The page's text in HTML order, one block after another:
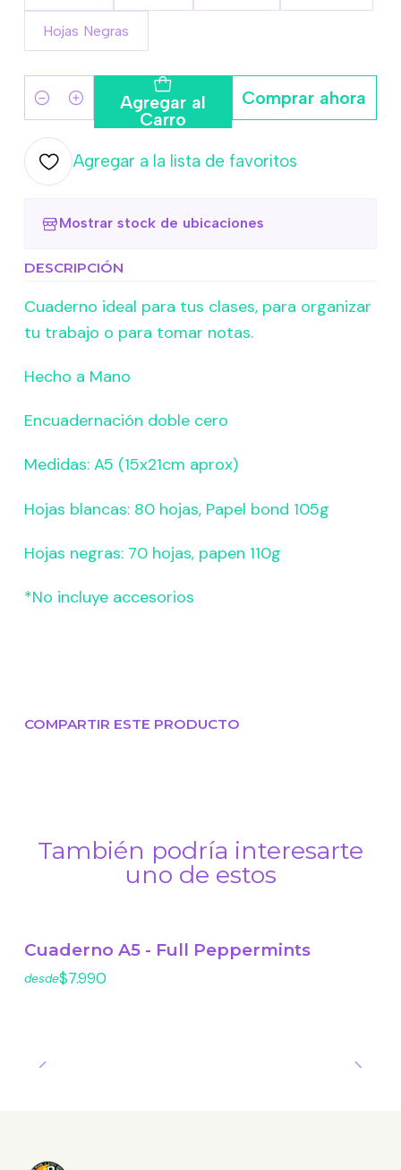
Hojas Negras
Cantidad Agregar al
Carro
Comprar ahora
Agregar a la lista de favoritos
Mostrar stock de ubicaciones
DESCRIPCIÓN
Cuaderno ideal para tus clases, para organizar
tu trabajo o para tomar notas.
Hecho a Mano
Encuadernación doble cero
Medidas: A5 (15x21cm aprox)
Hojas blancas: 80 hojas, Papel bond 105g
Hojas negras: 70 hojas, papen 110g
*No incluye accesorios
COMPARTIR ESTE PRODUCTO
También podría interesarte
uno de estos
Cuaderno A5 - Full Peppermints
desde$7.990